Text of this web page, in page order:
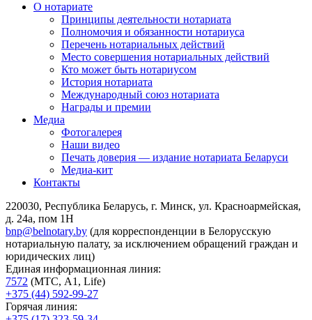
О нотариате
Принципы деятельности нотариата
Полномочия и обязанности нотариуса
Перечень нотариальных действий
Место совершения нотариальных действий
Кто может быть нотариусом
История нотариата
Международный союз нотариата
Награды и премии
Медиа
Фотогалерея
Наши видео
Печать доверия — издание нотариата Беларуси
Медиа-кит
Контакты
220030, Республика Беларусь, г. Минск, ул. Красноармейская,
д. 24а, пом 1Н
bnp@belnotary.by (для корреспонденции в Белорусскую
нотариальную палату, за исключением обращений граждан и
юридических лиц)
Единая информационная линия:
7572 (МТС, A1, Life)
+375 (44) 592-99-27
Горячая линия: